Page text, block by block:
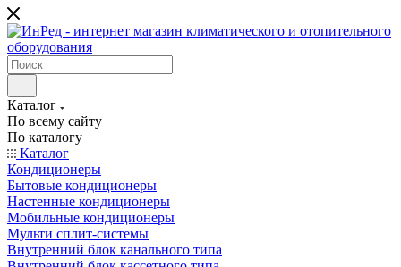
Каталог
По всему сайту
По каталогу
Каталог
Кондиционеры
Бытовые кондиционеры
Настенные кондиционеры
Мобильные кондиционеры
Мульти сплит-системы
Внутренний блок канального типа